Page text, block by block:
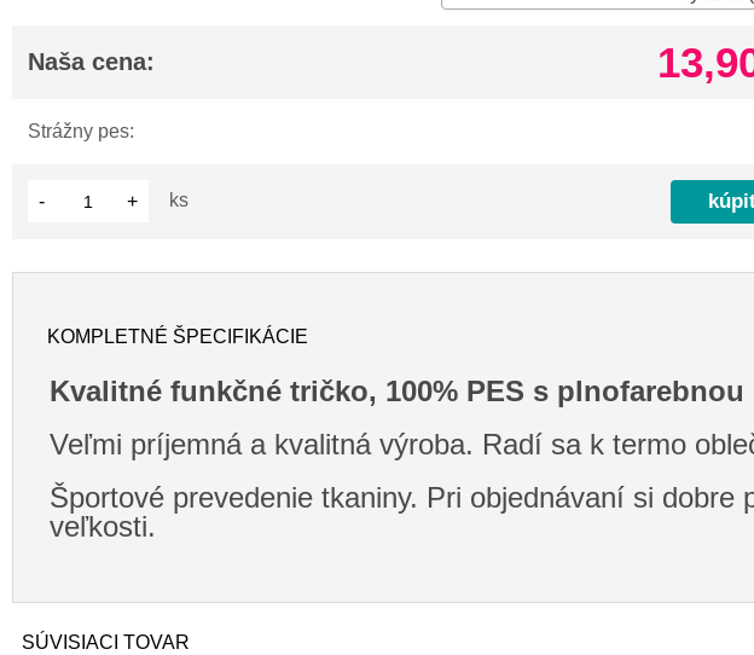
Naša cena:
Strážny pes:
- + ks
KOMPLETNÉ ŠPECIFIKÁCIE
Kvalitné funkčné tričko, 100% PES s
Veľmi príjemná a kvalitná výroba. Radí sa k termo
Športové prevedenie tkaniny. Pri objednávaní si
veľkosti.
SÚVISIACI TOVAR